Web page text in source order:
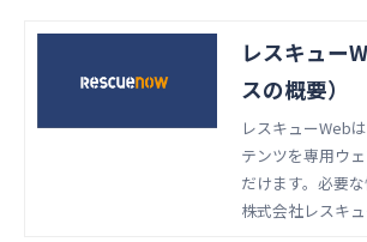
レスキュー
スの概要）
レスキューWeb
テンツを専用ウ
だけます。必要
し、アラートメ
株式会社レスキ